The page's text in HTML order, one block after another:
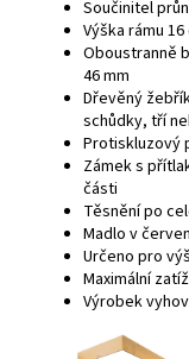
Součinitel
Výška rámu
Oboustranně
46 mm
Dřevěný
schůdky, tří
Protiskluzový
Zámek s
části
Těsnění po
Madlo v
Určeno pro
Maximální
Výrobek